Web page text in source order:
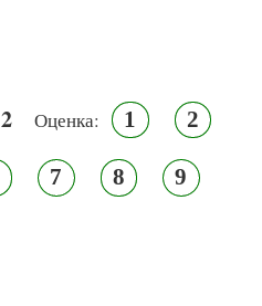
2 Оценка: 1 2
7 8 9